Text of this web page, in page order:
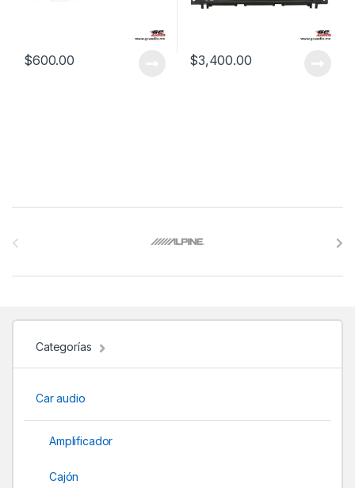
$600.00 $3,400.00
Categorías
Car audio
Amplificador
Cajón